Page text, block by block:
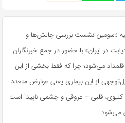
«سومین نشست بررسی چالش‌ها و
در ایران» با حضور در جمع خبرنگاران
قلمداد می‌شود؛ چرا که فقط بخشی از این
از این بیماری یعنی عوارض متعدد
قلبی‌ – عروقی و چشمی ناپیدا است
می‌شود.